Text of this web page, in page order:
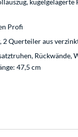
Profi
2 Querteiler aus
Rückwände,
47,5 cm